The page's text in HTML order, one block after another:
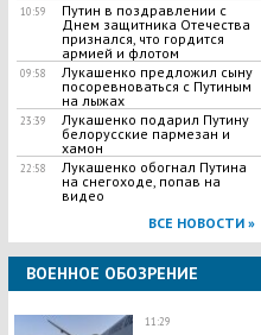
10:59
Путин в поздравлении с
Днем защитника Отечества
признался, что гордится
армией и флотом
09:58
Лукашенко предложил сыну
посоревноваться с Путиным
на лыжах
23:39
Лукашенко подарил Путину
белорусские пармезан и
хамон
22:58
Лукашенко обогнал Путина
на снегоходе, попав на
видео
ВСЕ НОВОСТИ »
ВОЕННОЕ ОБОЗРЕНИЕ
11:29